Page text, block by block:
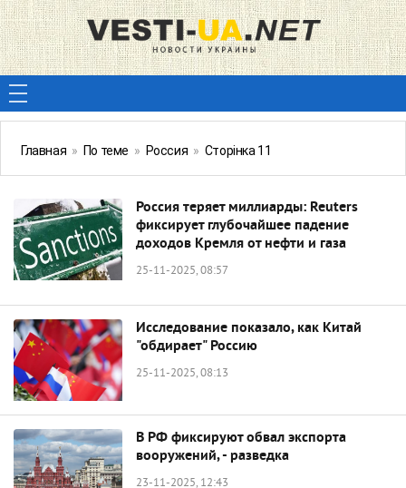
Главная » По теме » Россия » Сторінка 11
Россия теряет миллиарды: Reuters
фиксирует глубочайшее падение
доходов Кремля от нефти и газа
25-11-2025, 08:57
Исследование показало, как Китай
"обдирает" Россию
25-11-2025, 08:13
В РФ фиксируют обвал экспорта
вооружений, - разведка
23-11-2025, 12:43